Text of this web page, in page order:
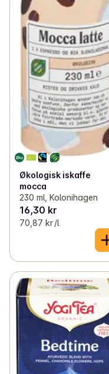
Økologisk iskaffe
mocca
230 ml, Kolonihagen
16,30 kr
70,87 kr /l